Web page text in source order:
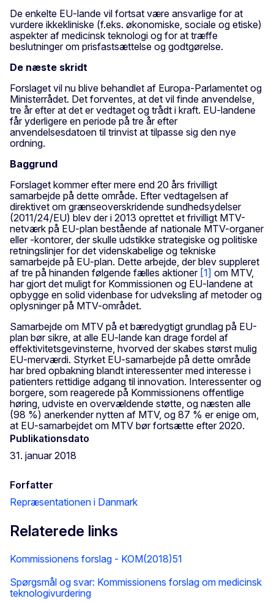
De enkelte EU-lande vil fortsat være ansvarlige for at
vurdere ikkekliniske (f.eks. økonomiske, sociale og etiske)
aspekter af medicinsk teknologi og for at træffe
beslutninger om prisfastsættelse og godtgørelse.
De næste skridt
Forslaget vil nu blive behandlet af Europa-Parlamentet og
Ministerrådet. Det forventes, at det vil finde anvendelse,
tre år efter at det er vedtaget og trådt i kraft. EU-landene
får yderligere en periode på tre år efter
anvendelsesdatoen til trinvist at tilpasse sig den nye
ordning.
Baggrund
Forslaget kommer efter mere end 20 års frivilligt
samarbejde på dette område. Efter vedtagelsen af
direktivet om grænseoverskridende sundhedsydelser
(2011/24/EU) blev der i 2013 oprettet et frivilligt MTV-
netværk på EU-plan bestående af nationale MTV-organer
eller -kontorer, der skulle udstikke strategiske og politiske
retningslinjer for det videnskabelige og tekniske
samarbejde på EU-plan. Dette arbejde, der blev suppleret
af tre på hinanden følgende fælles aktioner [1] om MTV,
har gjort det muligt for Kommissionen og EU-landene at
opbygge en solid videnbase for udveksling af metoder og
oplysninger på MTV-området.
Samarbejde om MTV på et bæredygtigt grundlag på EU-
plan bør sikre, at alle EU-lande kan drage fordel af
effektivitetsgevinsterne, hvorved der skabes størst mulig
EU-merværdi. Styrket EU-samarbejde på dette område
har bred opbakning blandt interessenter med interesse i
patienters rettidige adgang til innovation. Interessenter og
borgere, som reagerede på Kommissionens offentlige
høring, udviste en overvældende støtte, og næsten alle
(98 %) anerkender nytten af MTV, og 87 % er enige om,
at EU-samarbejdet om MTV bør fortsætte efter 2020.
Publikationsdato
31. januar 2018
Forfatter
Repræsentationen i Danmark
Relaterede links
Kommissionens forslag - KOM(2018)51
Spørgsmål og svar: Kommissionens forslag om medicinsk
teknologivurdering